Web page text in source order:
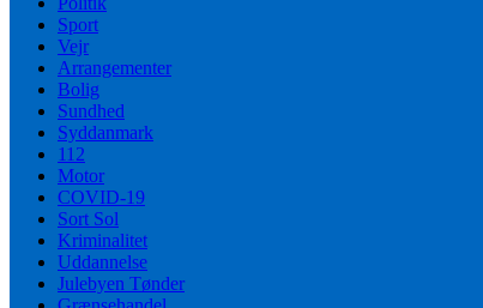
Sport
Vejr
Arrangementer
Bolig
Sundhed
Syddanmark
112
Motor
COVID-19
Sort Sol
Kriminalitet
Uddannelse
Julebyen Tønder